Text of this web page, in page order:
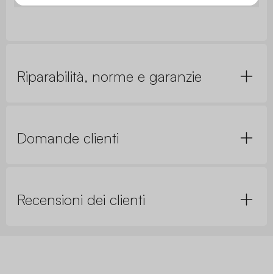
Riparabilità, norme e garanzie
Domande clienti
Recensioni dei clienti